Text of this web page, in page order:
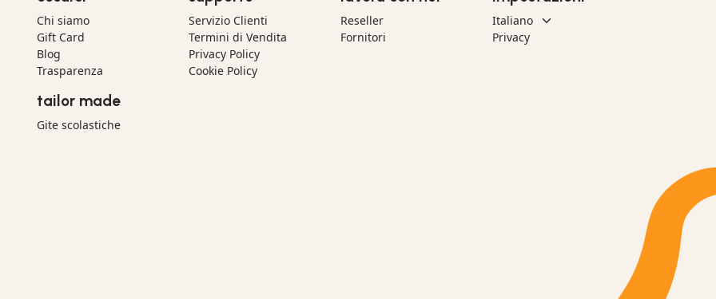
Chi siamo
Gift Card
Blog
Trasparenza
tailor made
Gite scolastiche
Servizio Clienti
Termini di Vendita
Privacy Policy
Cookie Policy
Reseller
Fornitori
Privacy